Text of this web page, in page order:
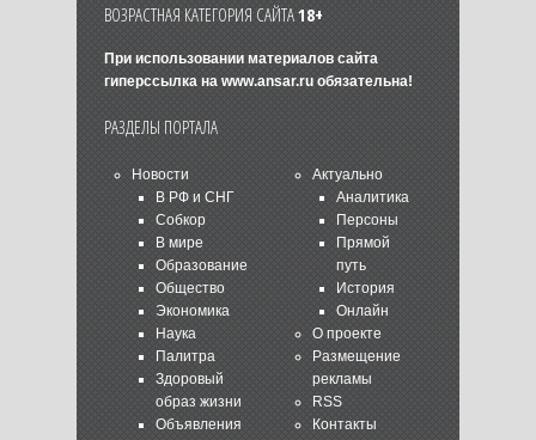
ВОЗРАСТНАЯ КАТЕГОРИЯ САЙТА18+
При использовании материалов сайта
гиперссылка на www.ansar.ruобязательна!
РАЗДЕЛЫ ПОРТАЛА
Новости
В РФ и СНГ
Собкор
В мире
Образование
Общество
Экономика
Наука
Палитра
Здоровый
образ жизни
Объявления
Актуально
Аналитика
Персоны
Прямой
путь
История
Онлайн
О проекте
Размещение
рекламы
RSS
Контакты